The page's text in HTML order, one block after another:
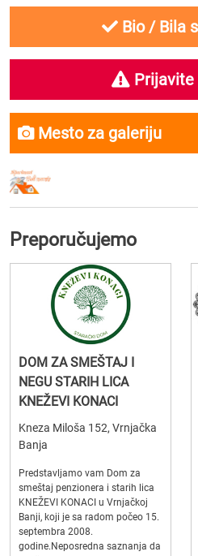
Bio / Bila
Prijavite
Mesto za galeriju
Preporučujemo
DOM ZA SMEŠTAJ I
NEGU STARIH LICA
KNEŽEVI KONACI
Kneza Miloša 152, Vrnjačka
Banja
Predstavljamo vam Dom za
smeštaj penzionera i starih lica
KNEŽEVI KONACI u Vrnjačkoj
Banji, koji je sa radom počeo 15.
septembra 2008.
godine.Neposredna saznanja da